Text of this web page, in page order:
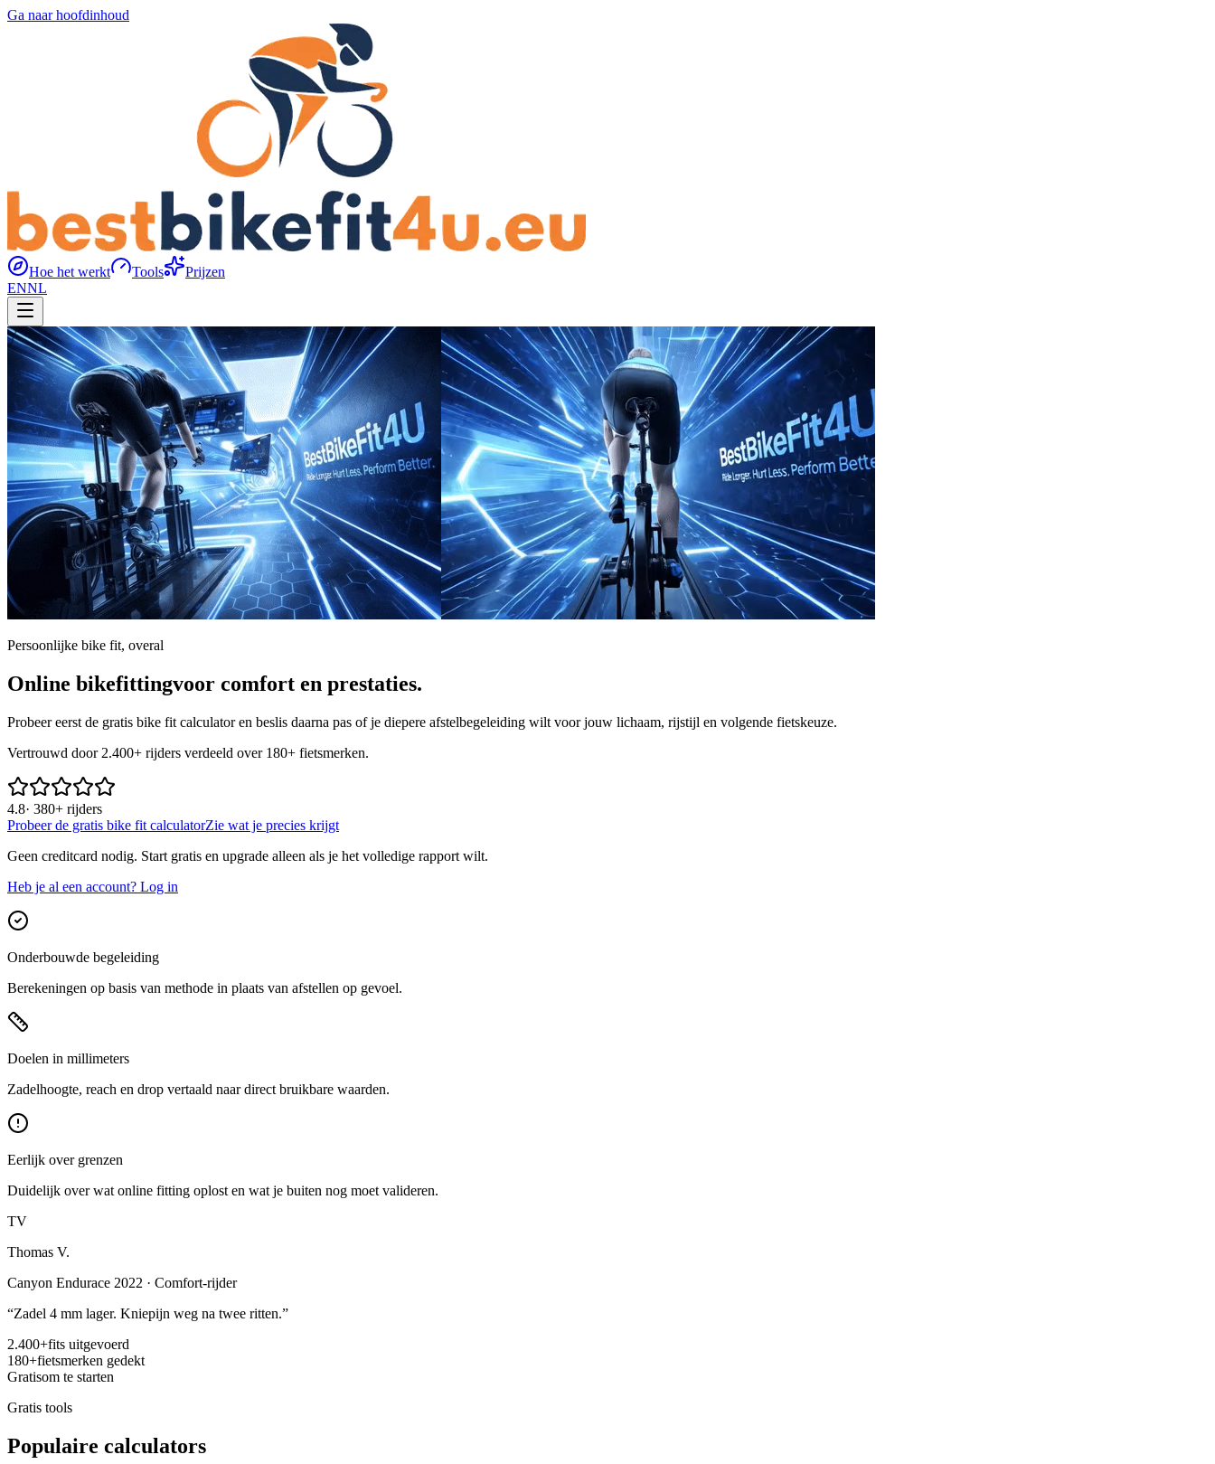
Ga naar hoofdinhoud
Hoe het werkt Tools
Prijzen
ENNL
Persoonlijke bike fit, overal
Online bikefittingvoor comfort en prestaties.
Probeer eerst de gratis bike fit calculator en beslis daarna pas of je diepere afstelbegeleiding wilt voor jouw lichaam, rijstijl en volgende fietskeuze.
Vertrouwd door 2.400+ rijders verdeeld over 180+ fietsmerken.
4.8· 380+ rijders
Probeer de gratis bike fit calculatorZie wat je precies krijgt
Geen creditcard nodig. Start gratis en upgrade alleen als je het volledige rapport wilt.
Heb je al een account? Log in
Onderbouwde begeleiding
Berekeningen op basis van methode in plaats van afstellen op gevoel.
Doelen in millimeters
Zadelhoogte, reach en drop vertaald naar direct bruikbare waarden.
Eerlijk over grenzen
Duidelijk over wat online fitting oplost en wat je buiten nog moet valideren.
TV
Thomas V.
Canyon Endurace 2022 · Comfort-rijder
“Zadel 4 mm lager. Kniepijn weg na twee ritten.”
2.400+fits uitgevoerd
180+fietsmerken gedekt
Gratisom te starten
Gratis tools
Populaire calculators